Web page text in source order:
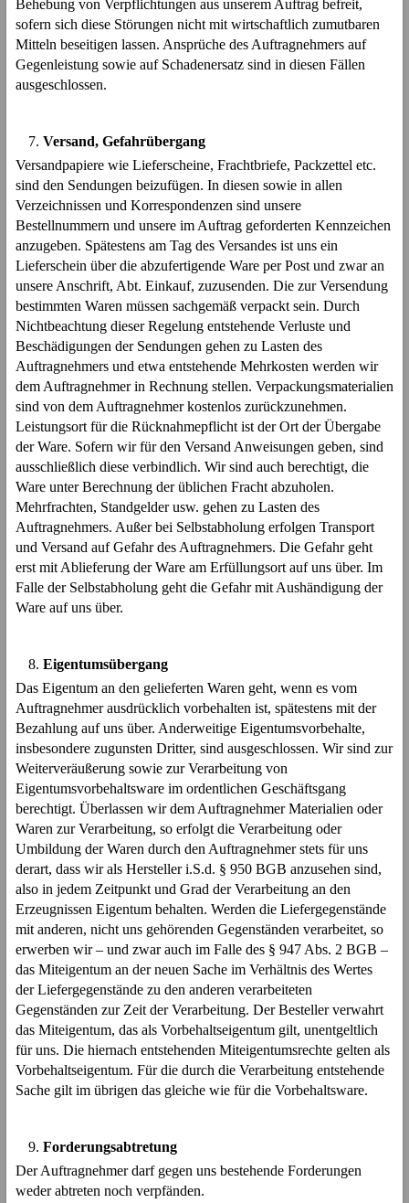
Behebung von Verpflichtungen aus unserem Auftrag befreit,
sofern sich diese Störungen nicht mit wirtschaftlich zumutbaren
Mitteln beseitigen lassen. Ansprüche des Auftragnehmers auf
Gegenleistung sowie auf Schadenersatz sind in diesen Fällen
ausgeschlossen.
Versand, Gefahrübergang
Versandpapiere wie Lieferscheine, Frachtbriefe, Packzettel etc.
sind den Sendungen beizufügen. In diesen sowie in allen
Verzeichnissen und Korrespondenzen sind unsere
Bestellnummern und unsere im Auftrag geforderten Kennzeichen
anzugeben. Spätestens am Tag des Versandes ist uns ein
Lieferschein über die abzufertigende Ware per Post und zwar an
unsere Anschrift, Abt. Einkauf, zuzusenden. Die zur Versendung
bestimmten Waren müssen sachgemäß verpackt sein. Durch
Nichtbeachtung dieser Regelung entstehende Verluste und
Beschädigungen der Sendungen gehen zu Lasten des
Auftragnehmers und etwa entstehende Mehrkosten werden wir
dem Auftragnehmer in Rechnung stellen. Verpackungsmaterialien
sind von dem Auftragnehmer kostenlos zurückzunehmen.
Leistungsort für die Rücknahmepflicht ist der Ort der Übergabe
der Ware. Sofern wir für den Versand Anweisungen geben, sind
ausschließlich diese verbindlich. Wir sind auch berechtigt, die
Ware unter Berechnung der üblichen Fracht abzuholen.
Mehrfrachten, Standgelder usw. gehen zu Lasten des
Auftragnehmers. Außer bei Selbstabholung erfolgen Transport
und Versand auf Gefahr des Auftragnehmers. Die Gefahr geht
erst mit Ablieferung der Ware am Erfüllungsort auf uns über. Im
Falle der Selbstabholung geht die Gefahr mit Aushändigung der
Ware auf uns über.
Eigentumsübergang
Das Eigentum an den gelieferten Waren geht, wenn es vom
Auftragnehmer ausdrücklich vorbehalten ist, spätestens mit der
Bezahlung auf uns über. Anderweitige Eigentumsvorbehalte,
insbesondere zugunsten Dritter, sind ausgeschlossen. Wir sind zur
Weiterveräußerung sowie zur Verarbeitung von
Eigentumsvorbehaltsware im ordentlichen Geschäftsgang
berechtigt. Überlassen wir dem Auftragnehmer Materialien oder
Waren zur Verarbeitung, so erfolgt die Verarbeitung oder
Umbildung der Waren durch den Auftragnehmer stets für uns
derart, dass wir als Hersteller i.S.d. § 950 BGB anzusehen sind,
also in jedem Zeitpunkt und Grad der Verarbeitung an den
Erzeugnissen Eigentum behalten. Werden die Liefergegenstände
mit anderen, nicht uns gehörenden Gegenständen verarbeitet, so
erwerben wir – und zwar auch im Falle des § 947 Abs. 2 BGB –
das Miteigentum an der neuen Sache im Verhältnis des Wertes
der Liefergegenstände zu den anderen verarbeiteten
Gegenständen zur Zeit der Verarbeitung. Der Besteller verwahrt
das Miteigentum, das als Vorbehaltseigentum gilt, unentgeltlich
für uns. Die hiernach entstehenden Miteigentumsrechte gelten als
Vorbehaltseigentum. Für die durch die Verarbeitung entstehende
Sache gilt im übrigen das gleiche wie für die Vorbehaltsware.
Forderungsabtretung
Der Auftragnehmer darf gegen uns bestehende Forderungen
weder abtreten noch verpfänden.